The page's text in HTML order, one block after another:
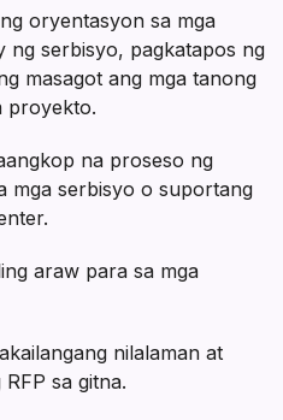
oryentasyon sa mga
ng serbisyo, pagkatapos ng
masagot ang mga tanong
proyekto.
na proseso ng
mga serbisyo o suportang
araw para sa mga
nilalaman at
sa gitna.